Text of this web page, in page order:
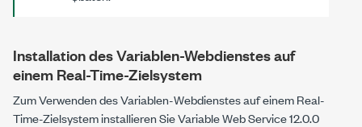
Installation des Variablen-Webdienstes auf
einem Real-Time-Zielsystem
Zum Verwenden des Variablen-Webdienstes auf einem Real-
Time-Zielsystem installieren SieVariable Web Service 12.0.0